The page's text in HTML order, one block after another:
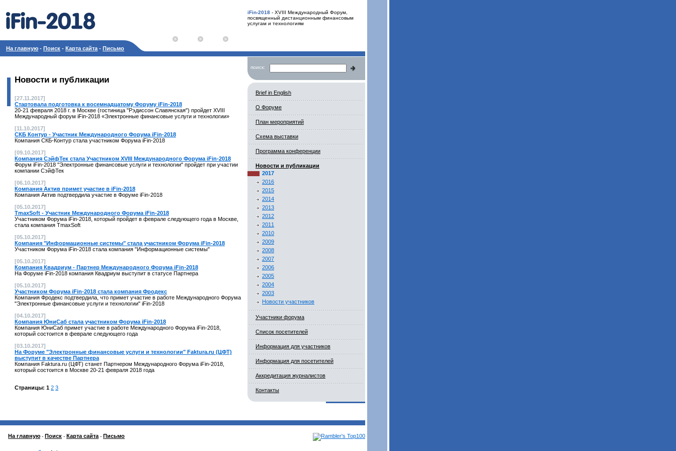
На главную - Поиск - Карта сайта - Письмо
iFin-2018 - XVIII Международный Форум,
посвященный дистанционным финансовым
услугам и технологиям
Новости и публикации
[27.11.2017]
Стартовала подготовка к восемнадцатому Форуму iFin-2018
20-21 февраля 2018 г. в Москве (гостиница "Рэдиссон Славянская") пройдет XVIII
Международный форум iFin-2018 «Электронные финансовые услуги и технологии»
[11.10.2017]
СКБ Контур - Участник Международного Форума iFin-2018
Компания СКБ-Контур стала участником Форума iFin-2018
[09.10.2017]
Компания СэйфТек стала Участником XVIII Международного Форума iFin-2018
Форум iFin-2018 "Электронные финансовые услуги и технологии" пройдет при участии
компании СэйфТек
[06.10.2017]
Компания Актив примет участие в iFin-2018
Компания Актив подтвердила участие в Форуме iFin-2018
[05.10.2017]
TmaxSoft - Участник Международного Форума iFin-2018
Участником Форума iFin-2018, который пройдет в феврале следующего года в Москве,
стала компания TmaxSoft
[05.10.2017]
Компания "Информационные системы" стала участником Форума iFin-2018
Участником Форума iFin-2018 стала компания "Информационные системы"
[05.10.2017]
Компания Квадриум - Партнер Международного Форума iFin-2018
На Форуме iFin-2018 компания Квадриум выступит в статусе Партнера
[05.10.2017]
Участником Форума iFin-2018 стала компания Фродекс
Компания Фродекс подтвердила, что примет участие в работе Международного Форума
"Электронные финансовые услуги и технологии" iFin-2018
[04.10.2017]
Компания ЮниСаб стала участником Форума iFin-2018
Компания ЮниСаб примет участие в работе Международного Форума iFin-2018,
который состоится в феврале следующего года
[03.10.2017]
На Форуме "Электронные финансовые услуги и технологии" Faktura.ru (ЦФТ)
выступит в качестве Партнера
Компания Faktura.ru (ЦФТ) станет Партнером Международного Форума iFin-2018,
который состоится в Москве 20-21 февраля 2018 года
Страницы: 1 2 3
поиск:
Brief in English
О Форуме
План мероприятий
Схема выставки
Программа конференции
Новости и публикации
2017
2016
2015
2014
2013
2012
2011
2010
2009
2008
2007
2006
2005
2004
2003
Новости участников
Участники форума
Список посетителей
Информация для участников
Информация для посетителей
Аккредитация журналистов
Контакты
На главную - Поиск - Карта сайта - Письмо